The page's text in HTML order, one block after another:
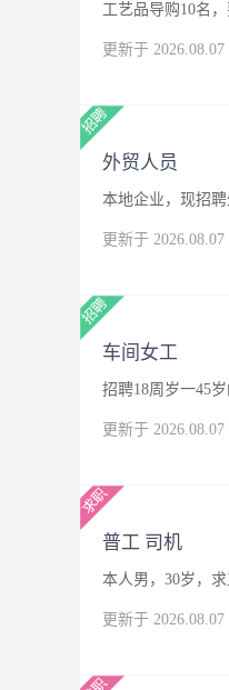
工艺品导购10名
更新于 2026.08.07
外贸人员
本地企业，现招
更新于 2026.08.07
车间女工
招聘18周岁一45
更新于 2026.08.07
普工 司机
本人男，30岁，
更新于 2026.08.07